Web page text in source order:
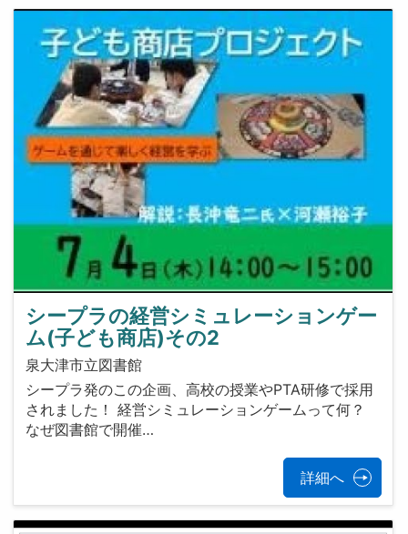
シープラの経営シミュレーションゲー
ム(子ども商店)その2
泉大津市立図書館
シープラ発のこの企画、高校の授業やPTA研修で採用
されました！ 経営シミュレーションゲームって何？
なぜ図書館で開催…
詳細へ